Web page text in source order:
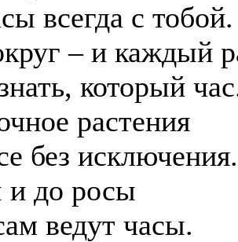
всегда с тобой.
– и каждый
который
растения
без исключения.
до росы
ведут часы.